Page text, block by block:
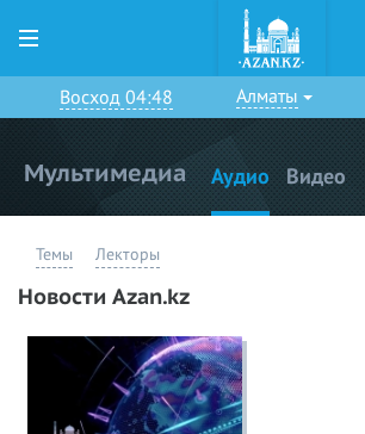
Восход 04:48 Алматы
Мультимедиа Аудио Видео
Темы Лекторы
Новости Azan.kz